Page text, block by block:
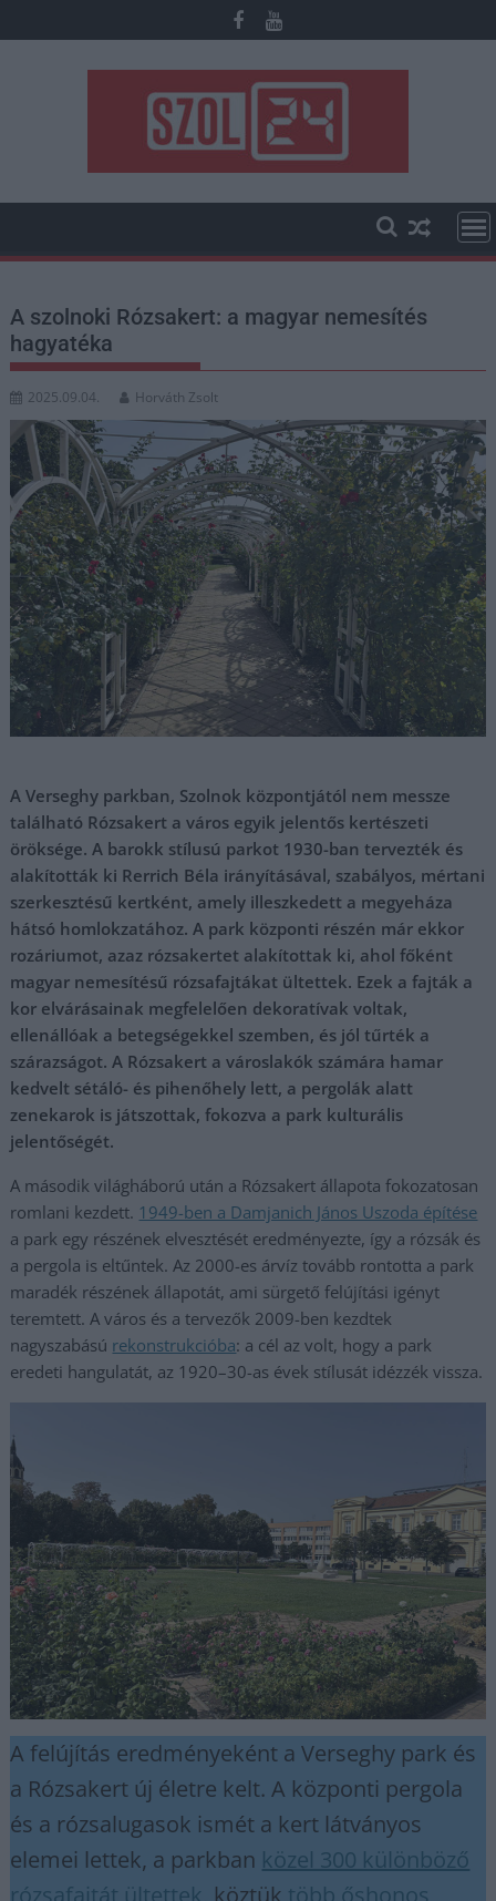
to
A szolnoki Rózsakert: a magyar nemesítés
hagyatéka
2025.09.04. Horváth Zsolt
A Verseghy parkban, Szolnok központjától nem messze
található Rózsakert a város egyik jelentős kertészeti
öröksége. A barokk stílusú parkot 1930-ban tervezték és
alakították ki Rerrich Béla irányításával, szabályos, mértani
szerkesztésű kertként, amely illeszkedett a megyeháza
hátsó homlokzatához. A park központi részén már ekkor
rozáriumot, azaz rózsakertet alakítottak ki, ahol főként
magyar nemesítésű rózsafajtákat ültettek. Ezek a fajták a
kor elvárásainak megfelelően dekoratívak voltak,
ellenállóak a betegségekkel szemben, és jól tűrték a
szárazságot. A Rózsakert a városlakók számára hamar
kedvelt sétáló- és pihenőhely lett, a pergolák alatt
zenekarok is játszottak, fokozva a park kulturális
jelentőségét.
A második világháború után a Rózsakert állapota fokozatosan
romlani kezdett. 1949-ben a Damjanich János Uszoda építése
a park egy részének elvesztését eredményezte, így a rózsák és
a pergola is eltűntek. Az 2000-es árvíz tovább rontotta a park
maradék részének állapotát, ami sürgető felújítási igényt
teremtett. A város és a tervezők 2009-ben kezdtek
nagyszabású rekonstrukcióba: a cél az volt, hogy a park
eredeti hangulatát, az 1920–30-as évek stílusát idézzék vissza.
A felújítás eredményeként a Verseghy park és
a Rózsakert új életre kelt. A központi pergola
és a rózsalugasok ismét a kert látványos
elemei lettek, a parkban közel 300 különböző
rózsafajtát ültettek, köztük több őshonos